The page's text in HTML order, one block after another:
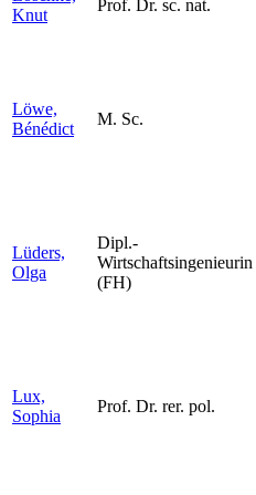
Knut
Prof. Dr. sc. nat.
Löwe,
Bénédict
M. Sc.
Lüders,
Olga
Dipl.-
Wirtschaftsingenieurin
(FH)
Lux,
Sophia
Prof. Dr. rer. pol.